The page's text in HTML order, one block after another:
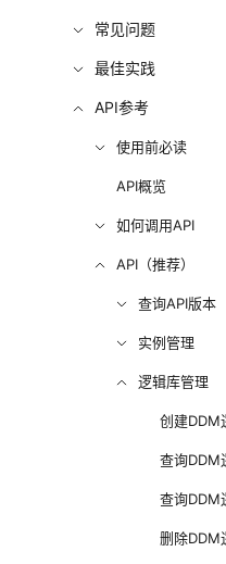
常见问题
最佳实践
API参考
使用前必读
API概览
如何调用API
API（推荐）
查询API版本
实例管理
逻辑库管理
创建DDM
查询DDM
查询DDM
删除DDM